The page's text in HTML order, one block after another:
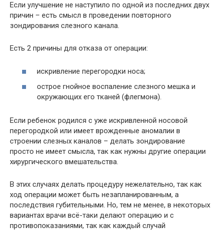
Если улучшение не наступило по одной из последних двух
причин – есть смысл в проведении повторного
зондирования слезного канала.
Есть 2 причины для отказа от операции:
искривление перегородки носа;
острое гнойное воспаление слезного мешка и
окружающих его тканей (флегмона).
Если ребенок родился с уже искривленной носовой
перегородкой или имеет врожденные аномалии в
строении слезных каналов – делать зондирование
просто не имеет смысла, так как нужны другие операции
хирургического вмешательства.
В этих случаях делать процедуру нежелательно, так как
ход операции может быть незапланированным, а
последствия губительными. Но, тем не менее, в некоторых
вариантах врачи всё-таки делают операцию и с
противопоказаниями, так как каждый случай